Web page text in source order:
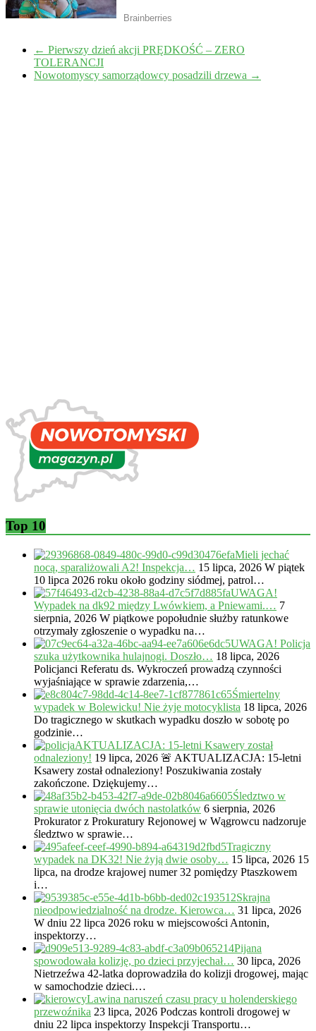
← Pierwszy dzień akcji PRĘDKOŚĆ – ZERO
TOLERANCJI
Nowotomyscy samorządowcy posadzili drzewa →
Top 10
Mieli jechać
nocą, sparaliżowali A2! Inspekcja… 15 lipca, 2026 W piątek
10 lipca 2026 roku około godziny siódmej, patrol…
UWAGA!
Wypadek na dk92 między Lwówkiem, a Pniewami.… 7
sierpnia, 2026 W piątkowe popołudnie służby ratunkowe
otrzymały zgłoszenie o wypadku na…
UWAGA! Policja
szuka użytkownika hulajnogi. Doszło… 18 lipca, 2026
Policjanci Referatu ds. Wykroczeń prowadzą czynności
wyjaśniające w sprawie zdarzenia,…
Śmiertelny
wypadek w Bolewicku! Nie żyje motocyklista 18 lipca, 2026
Do tragicznego w skutkach wypadku doszło w sobotę po
godzinie…
AKTUALIZACJA: 15-letni Ksawery został
odnaleziony! 19 lipca, 2026 🚨 AKTUALIZACJA: 15-letni
Ksawery został odnaleziony! Poszukiwania zostały
zakończone. Dziękujemy…
Śledztwo w
sprawie utonięcia dwóch nastolatków 6 sierpnia, 2026
Prokurator z Prokuratury Rejonowej w Wągrowcu nadzoruje
śledztwo w sprawie…
Tragiczny
wypadek na DK32! Nie żyją dwie osoby… 15 lipca, 2026 15
lipca, na drodze krajowej numer 32 pomiędzy Ptaszkowem
i…
Skrajna
nieodpowiedzialność na drodze. Kierowca… 31 lipca, 2026
W dniu 22 lipca 2026 roku w miejscowości Antonin,
inspektorzy…
Pijana
spowodowała kolizję, po dzieci przyjechał… 30 lipca, 2026
Nietrzeźwa 42-latka doprowadziła do kolizji drogowej, mając
w samochodzie dzieci.…
Lawina naruszeń czasu pracy u holenderskiego
przewoźnika 23 lipca, 2026 Podczas kontroli drogowej w
dniu 22 lipca inspektorzy Inspekcji Transportu…